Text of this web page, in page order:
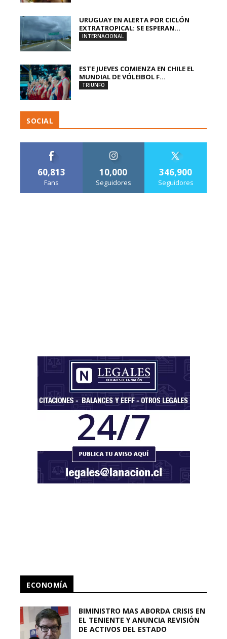
URUGUAY EN ALERTA POR CICLÓN
EXTRATROPICAL: SE ESPERAN...
INTERNACIONAL
ESTE JUEVES COMIENZA EN CHILE EL
MUNDIAL DE VÓLEIBOL F...
TRIUNFO
SOCIAL
60,813
Fans
10,000
Seguidores
346,900
Seguidores
ECONOMÍA
BIMINISTRO MAS ABORDA CRISIS EN
EL TENIENTE Y ANUNCIA REVISIÓN
DE ACTIVOS DEL ESTADO